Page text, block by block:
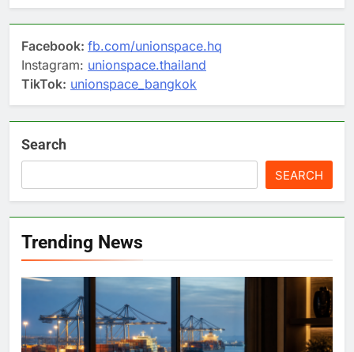
Facebook: fb.com/unionspace.hq
Instagram: unionspace.thailand
TikTok: unionspace_bangkok
Search
SEARCH
Trending News